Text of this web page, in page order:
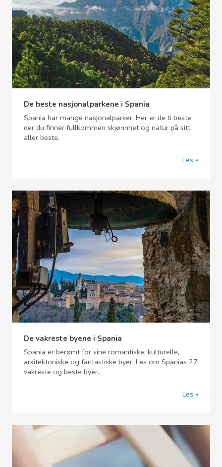
De beste nasjonalparkene i Spania
Spania har mange nasjonalparker. Her er de ti beste
der du finner fullkommen skjønnhet og natur på sitt
aller beste.
Les
De vakreste byene i Spania
Spania er berømt for sine romantiske, kulturelle,
arkitektoniske og fantastiske byer. Les om Spanias 27
vakreste og beste byer..
Les